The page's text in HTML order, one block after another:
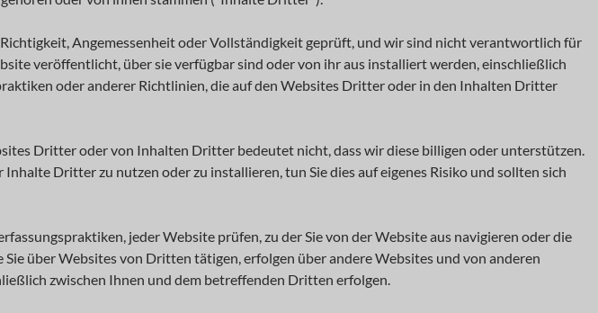
Angemessenheit oder Vollständigkeit geprüft, und wir sind nicht verantwortlich für
veröffentlicht, über sie verfügbar sind oder von ihr aus installiert werden, einschließlich
oder anderer Richtlinien, die auf den Websites Dritter oder in den Inhalten Dritter
Dritter oder von Inhalten Dritter bedeutet nicht, dass wir diese billigen oder unterstützen.
Dritter zu nutzen oder zu installieren, tun Sie dies auf eigenes Risiko und sollten sich
jeder Website prüfen, zu der Sie von der Website aus navigieren oder die
über Websites von Dritten tätigen, erfolgen über andere Websites und von anderen
zwischen Ihnen und dem betreffenden Dritten erfolgen.